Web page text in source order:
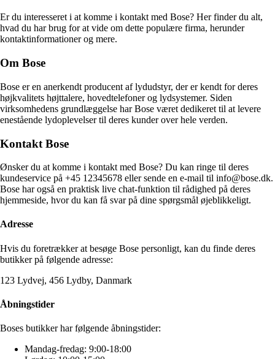
Er du interesseret i at komme i kontakt med Bose? Her finder du alt,
hvad du har brug for at vide om dette populære firma, herunder
kontaktinformationer og mere.
Om Bose
Bose er en anerkendt producent af lydudstyr, der er kendt for deres
højkvalitets højttalere, hovedtelefoner og lydsystemer. Siden
virksomhedens grundlæggelse har Bose været dedikeret til at levere
enestående lydoplevelser til deres kunder over hele verden.
Kontakt Bose
Ønsker du at komme i kontakt med Bose? Du kan ringe til deres
kundeservice på +45 12345678 eller sende en e-mail til info@bose.dk.
Bose har også en praktisk live chat-funktion til rådighed på deres
hjemmeside, hvor du kan få svar på dine spørgsmål øjeblikkeligt.
Adresse
Hvis du foretrækker at besøge Bose personligt, kan du finde deres
butikker på følgende adresse:
123 Lydvej, 456 Lydby, Danmark
Åbningstider
Boses butikker har følgende åbningstider:
Mandag-fredag: 9:00-18:00